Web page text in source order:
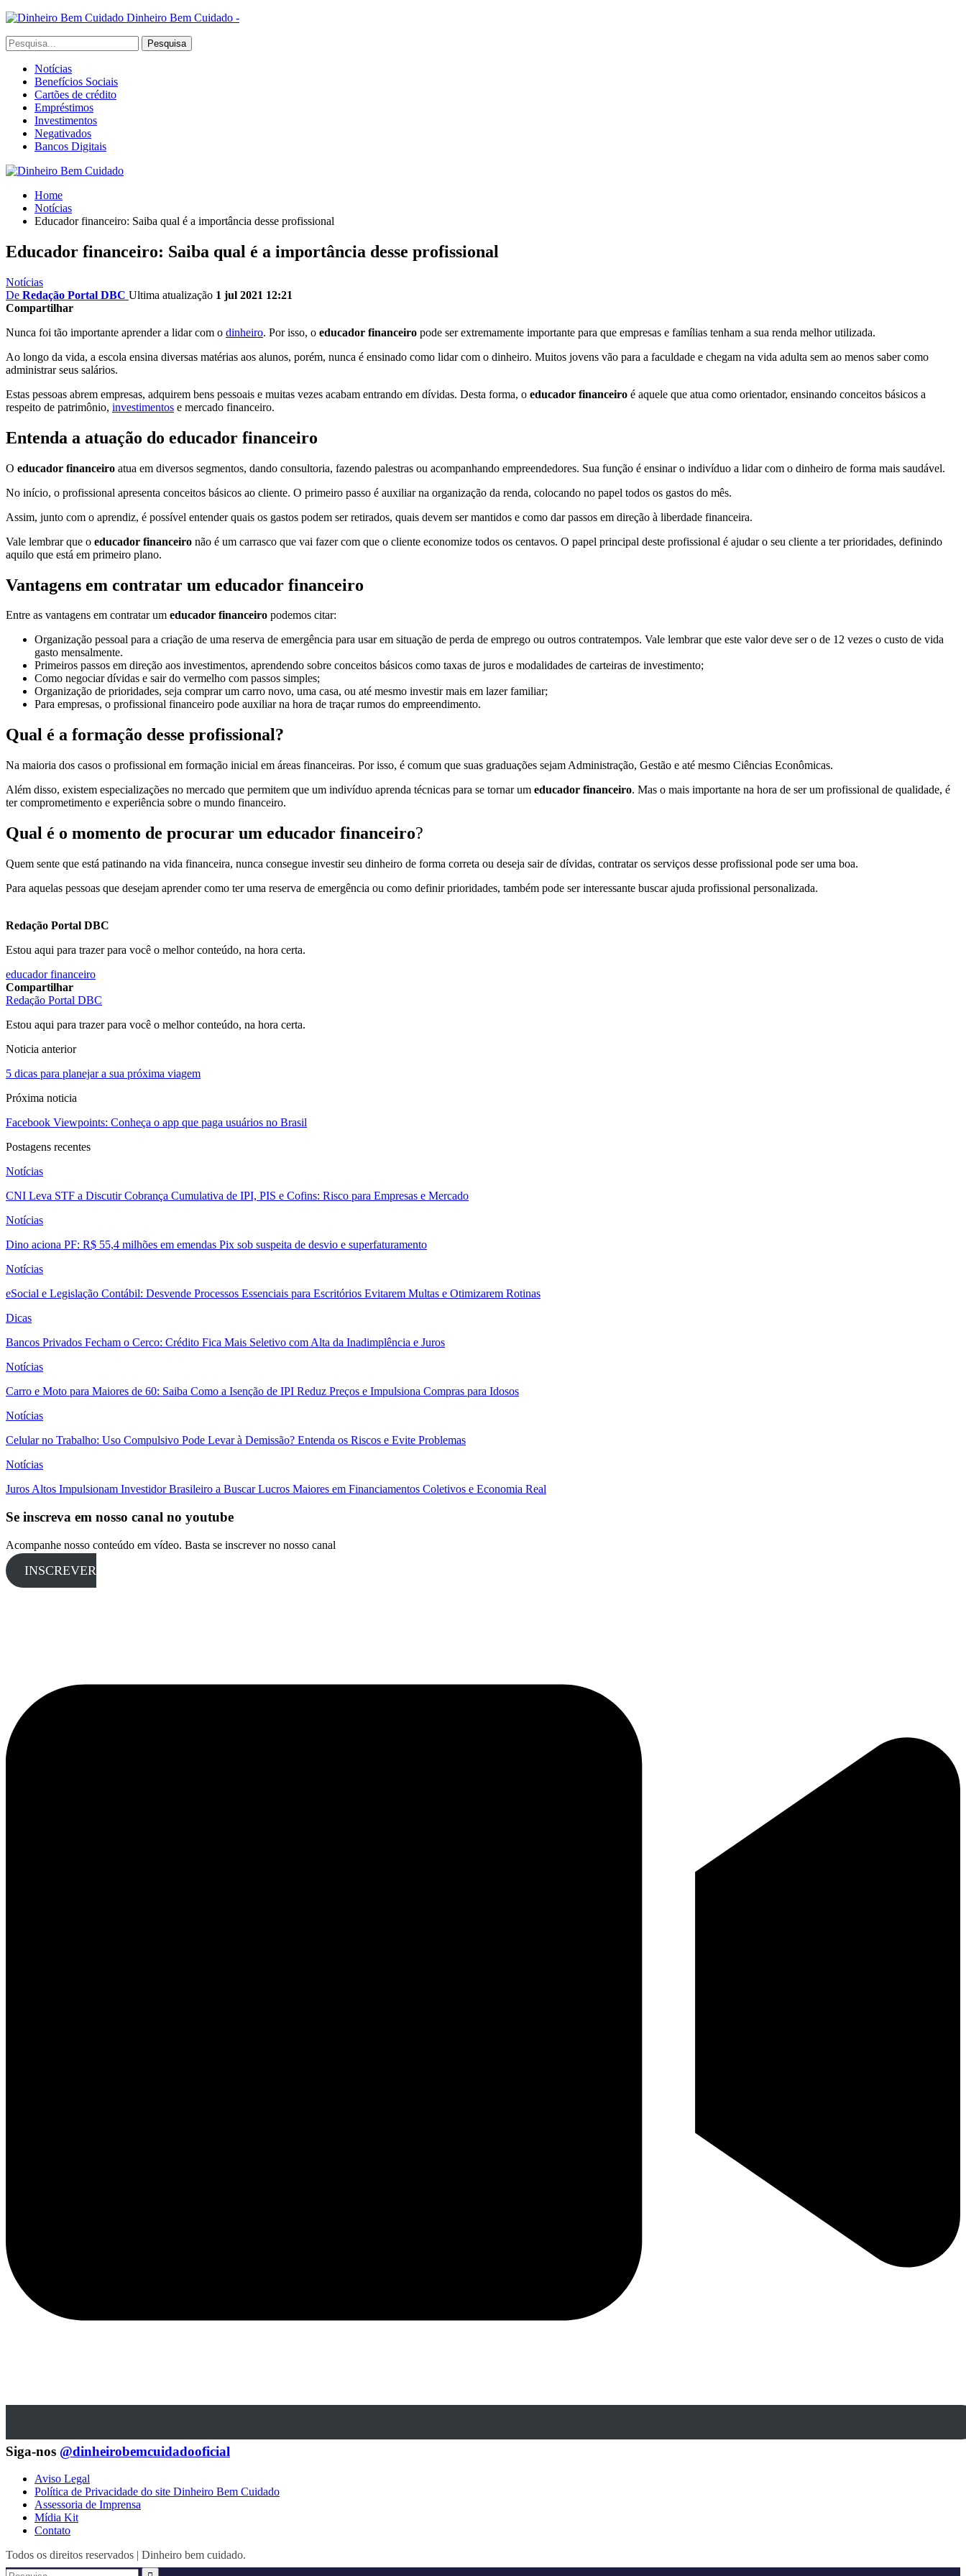
Dinheiro Bem Cuidado -
Notícias
Benefícios Sociais
Cartões de crédito
Empréstimos
Investimentos
Negativados
Bancos Digitais
Home
Notícias
Educador financeiro: Saiba qual é a importância desse profissional
Educador financeiro: Saiba qual é a importância desse profissional
Notícias
De Redação Portal DBC Ultima atualização 1 jul 2021 12:21
Compartilhar
Nunca foi tão importante aprender a lidar com o dinheiro. Por isso, o educador financeiro pode ser extremamente importante para que empresas e famílias tenham a sua renda melhor utilizada.
Ao longo da vida, a escola ensina diversas matérias aos alunos, porém, nunca é ensinado como lidar com o dinheiro. Muitos jovens vão para a faculdade e chegam na vida adulta sem ao menos saber como
administrar seus salários.
Estas pessoas abrem empresas, adquirem bens pessoais e muitas vezes acabam entrando em dívidas. Desta forma, o educador financeiro é aquele que atua como orientador, ensinando conceitos básicos a
respeito de patrimônio, investimentos e mercado financeiro.
Entenda a atuação do educador financeiro
O educador financeiro atua em diversos segmentos, dando consultoria, fazendo palestras ou acompanhando empreendedores. Sua função é ensinar o indivíduo a lidar com o dinheiro de forma mais saudável.
No início, o profissional apresenta conceitos básicos ao cliente. O primeiro passo é auxiliar na organização da renda, colocando no papel todos os gastos do mês.
Assim, junto com o aprendiz, é possível entender quais os gastos podem ser retirados, quais devem ser mantidos e como dar passos em direção à liberdade financeira.
Vale lembrar que o educador financeiro não é um carrasco que vai fazer com que o cliente economize todos os centavos. O papel principal deste profissional é ajudar o seu cliente a ter prioridades, definindo
aquilo que está em primeiro plano.
Vantagens em contratar um educador financeiro
Entre as vantagens em contratar um educador financeiro podemos citar:
Organização pessoal para a criação de uma reserva de emergência para usar em situação de perda de emprego ou outros contratempos. Vale lembrar que este valor deve ser o de 12 vezes o custo de vida
gasto mensalmente.
Primeiros passos em direção aos investimentos, aprendendo sobre conceitos básicos como taxas de juros e modalidades de carteiras de investimento;
Como negociar dívidas e sair do vermelho com passos simples;
Organização de prioridades, seja comprar um carro novo, uma casa, ou até mesmo investir mais em lazer familiar;
Para empresas, o profissional financeiro pode auxiliar na hora de traçar rumos do empreendimento.
Qual é a formação desse profissional?
Na maioria dos casos o profissional em formação inicial em áreas financeiras. Por isso, é comum que suas graduações sejam Administração, Gestão e até mesmo Ciências Econômicas.
Além disso, existem especializações no mercado que permitem que um indivíduo aprenda técnicas para se tornar um educador financeiro. Mas o mais importante na hora de ser um profissional de qualidade, é
ter comprometimento e experiência sobre o mundo financeiro.
Qual é o momento de procurar um educador financeiro?
Quem sente que está patinando na vida financeira, nunca consegue investir seu dinheiro de forma correta ou deseja sair de dívidas, contratar os serviços desse profissional pode ser uma boa.
Para aquelas pessoas que desejam aprender como ter uma reserva de emergência ou como definir prioridades, também pode ser interessante buscar ajuda profissional personalizada.
Redação Portal DBC
Estou aqui para trazer para você o melhor conteúdo, na hora certa.
educador financeiro
Compartilhar
Redação Portal DBC
Estou aqui para trazer para você o melhor conteúdo, na hora certa.
Noticia anterior
5 dicas para planejar a sua próxima viagem
Próxima noticia
Facebook Viewpoints: Conheça o app que paga usuários no Brasil
Postagens recentes
Notícias
CNI Leva STF a Discutir Cobrança Cumulativa de IPI, PIS e Cofins: Risco para Empresas e Mercado
Notícias
Dino aciona PF: R$ 55,4 milhões em emendas Pix sob suspeita de desvio e superfaturamento
Notícias
eSocial e Legislação Contábil: Desvende Processos Essenciais para Escritórios Evitarem Multas e Otimizarem Rotinas
Dicas
Bancos Privados Fecham o Cerco: Crédito Fica Mais Seletivo com Alta da Inadimplência e Juros
Notícias
Carro e Moto para Maiores de 60: Saiba Como a Isenção de IPI Reduz Preços e Impulsiona Compras para Idosos
Notícias
Celular no Trabalho: Uso Compulsivo Pode Levar à Demissão? Entenda os Riscos e Evite Problemas
Notícias
Juros Altos Impulsionam Investidor Brasileiro a Buscar Lucros Maiores em Financiamentos Coletivos e Economia Real
Se inscreva em nosso canal no youtube
Acompanhe nosso conteúdo em vídeo. Basta se inscrever no nosso canal
INSCREVER
Siga-nos @dinheirobemcuidadooficial
Aviso Legal
Política de Privacidade do site Dinheiro Bem Cuidado
Assessoria de Imprensa
Mídia Kit
Contato
Todos os direitos reservados | Dinheiro bem cuidado.